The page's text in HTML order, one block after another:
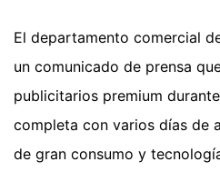
El departamento comercial
un comunicado de prensa
publicitarios premium
completa con varios días de
de gran consumo y